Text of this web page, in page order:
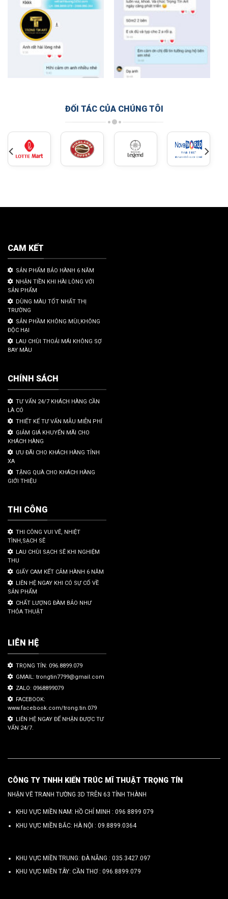
ĐỐI TÁC CỦA CHÚNG TÔI
CAM KẾT
SẢN PHẨM BẢO HÀNH 6 NĂM
NHẬN TIỀN KHI HÀI LÒNG VỚI
SẢN PHẨM
DÙNG MÀU TỐT NHẤT THỊ
TRƯỜNG
SẢN PHẦM KHÔNG MÙI,KHÔNG
ĐỘC HẠI
LAU CHÙI THOẢI MÁI KHÔNG SỢ
BAY MÀU
CHÍNH SÁCH
TƯ VẤN 24/7 KHÁCH HÀNG CẦN
LÀ CÓ
THIẾT KẾ TƯ VẤN MẪU MIỄN PHÍ
GIẢM GIÁ KHUYẾN MÃI CHO
KHÁCH HÀNG
ƯU ĐÃI CHO KHÁCH HÀNG TỈNH
XA
TẶNG QUÀ CHO KHÁCH HÀNG
GIỚI THIỆU
THI CÔNG
THI CÔNG VUI VẼ, NHIỆT
TÌNH,SẠCH SẼ
LAU CHÙI SẠCH SẼ KHI NGHIỆM
THU
GIẤY CAM KẾT CẢM HÀNH 6 NĂM
LIÊN HỆ NGAY KHI CÓ SỰ CỐ VỀ
SẢN PHẨM
CHẤT LƯỢNG ĐÀM BẢO NHƯ
THỎA THUẬT
LIÊN HỆ
TRỌNG TÍN: 096.8899.079
GMAIL: trongtin7799@gmail.com
ZALO: 0968899079
FACEBOOK:
www.facebook.com/trong.tin.079
LIÊN HỆ NGAY ĐỂ NHẬN ĐƯỢC TƯ
VẤN 24/7.
CÔNG TY TNHH KIẾN TRÚC MĨ THUẬT TRỌNG TÍN
NHẬN VẼ TRANH TƯỜNG 3D TRÊN 63 TỈNH THÀNH
KHU VỰC MIỀN NAM: HỒ CHÍ MINH : 096 8899 079
KHU VỰC MIỀN BẮC: HÀ NỘI : 09.8899.0364
KHU VỰC MIỀN TRUNG: ĐÀ NẴNG : 035.3427.097
KHU VỰC MIỀN TÂY: CẦN THƠ : 096.8899.079